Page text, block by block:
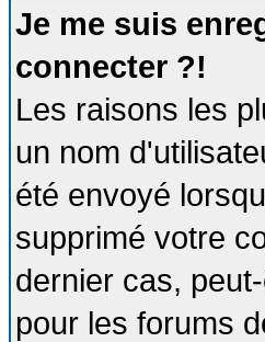
Je me suis
connecter ?!
Les raisons les
un nom
été envoyé
supprimé votre
dernier cas,
pour les forums